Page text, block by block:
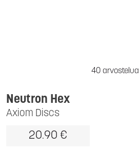
40 arvostelua
Axiom Discs
Neutron Hex
20.90 €